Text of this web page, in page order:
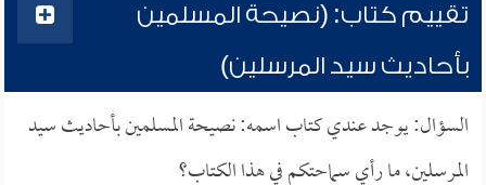
تقييم كتاب: (نصيحة المسلمين
بأحاديث سيد المرسلين)
السؤال: يوجد عندي كتاب اسمه: نصيحة المسلمين بأحاديث سيد
المرسلين، ما رأي سماحتكم في هذا الكتاب؟